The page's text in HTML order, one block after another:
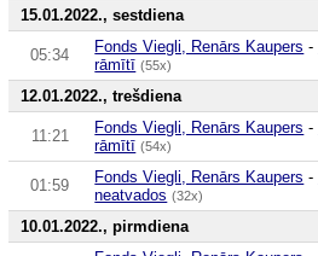
15.01.2022., sestdiena
05:34 Fonds Viegli, Renārs Kaupers -
rāmītī (55x)
12.01.2022., trešdiena
11:21 Fonds Viegli, Renārs Kaupers -
rāmītī (54x)
01:59 Fonds Viegli, Renārs Kaupers -
neatvados (32x)
10.01.2022., pirmdiena